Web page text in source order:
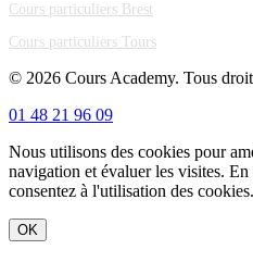
Cours particuliers Brest
Cours particuliers Tours
© 2026 Cours Academy. Tous
01 48 21 96 09
Nous utilisons des cookies pour
navigation et évaluer les visites.
consentez à l'utilisation des cookies.
OK